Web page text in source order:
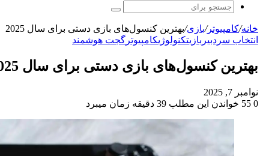
پوسته
جستجو
برای
خانه/کامپیوتر/بازی/بهترین کنسول‌های بازی دستی برای سال 2025
انتخاب سردبیر بازیتکنولوژیکامپیوتر گجت هوشمند
بهترین کنسول‌های بازی دستی برای سال 2025
نوامبر 7, 2025
0
خواندن این مطلب 39 دقیقه زمان میبرد